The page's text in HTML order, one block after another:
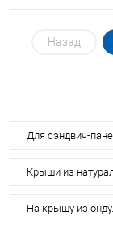
Назад
Для сэндвич-
Крыши из
На крышу из